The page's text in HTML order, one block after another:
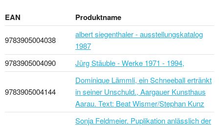
EAN Produktname
9783905004038
albert siegenthaler - ausstellungskatalog
1987
9783905004090
Jürg Stäuble - Werke 1971 - 1994,
9783905004144
Dominique Lämmli, ein Schneeball ertränkt
in seiner Unschuld., Aargauer Kunsthaus
Aarau. Text: Beat Wismer/Stephan Kunz
Sonja Feldmeier. Puplikation anlässlich der